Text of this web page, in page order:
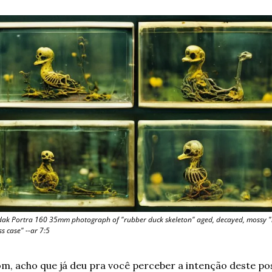
Portra 160 35mm photograph of "rubber duck skeleton" aged, decayed, mossy
case" --ar 7:5
acho que já deu pra você perceber a intenção deste